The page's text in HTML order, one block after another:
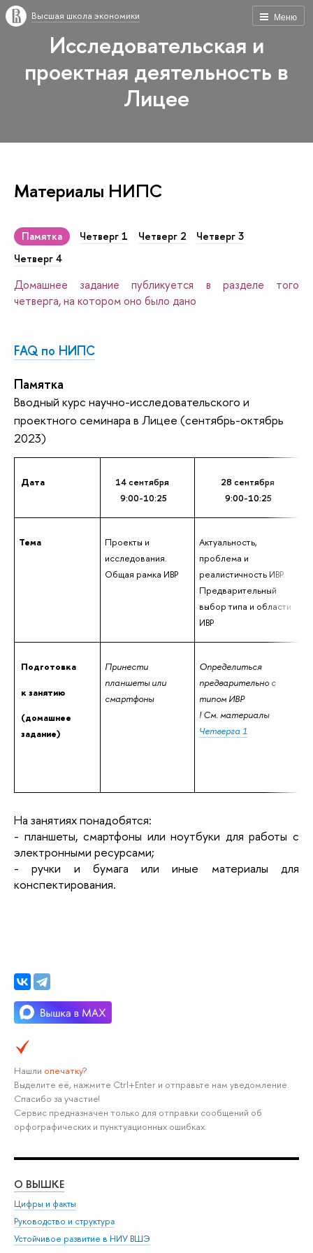
Меню
Высшая школа экономики
Исследовательская и
проектная деятельность в
Лицее
Материалы НИПС
Памятка Четверг 1 Четверг 2
Четверг 3
Четверг 4
Домашнее задание публикуется в разделе того
четверга, на котором оно было дано
FAQ по НИПС
Памятка
Вводный курс научно-исследовательского и
проектного семинара в Лицее (сентябрь-октябрь
2023)
Дата
14 сентября
9:00-10:25
28 сентября
9:00-10:25
Тема
Проекты и
исследования.
Общая рамка ИВР
Актуальность,
проблема и
реалистичность ИВР.
Предварительный
выбор типа и области
ИВР
Подготовка
к занятию
(домашнее
задание)
Принести
планшеты или
смартфоны
Определиться
предварительно с
типом ИВР
! См. материалы
Четверга 1
На занятиях понадобятся:
- планшеты, смартфоны или ноутбуки для работы с
электронными ресурсами;
- ручки и бумага или иные материалы для
конспектирования.
Нашли опечатку?
Выделите её, нажмите Ctrl+Enter и отправьте нам уведомление.
Спасибо за участие!
Сервис предназначен только для отправки сообщений об
орфографических и пунктуационных ошибках.
О ВЫШКЕ
Цифры и факты
Руководство и структура
Устойчивое развитие в НИУ ВШЭ